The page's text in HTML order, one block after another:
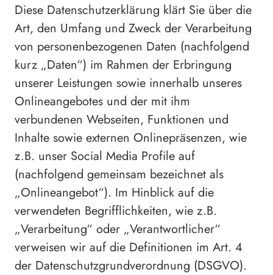
Diese Datenschutzerklärung klärt Sie über die
Art, den Umfang und Zweck der Verarbeitung
von personenbezogenen Daten (nachfolgend
kurz „Daten“) im Rahmen der Erbringung
unserer Leistungen sowie innerhalb unseres
Onlineangebotes und der mit ihm
verbundenen Webseiten, Funktionen und
Inhalte sowie externen Onlinepräsenzen, wie
z.B. unser Social Media Profile auf
(nachfolgend gemeinsam bezeichnet als
„Onlineangebot“). Im Hinblick auf die
verwendeten Begrifflichkeiten, wie z.B.
„Verarbeitung“ oder „Verantwortlicher“
verweisen wir auf die Definitionen im Art. 4
der Datenschutzgrundverordnung (DSGVO).